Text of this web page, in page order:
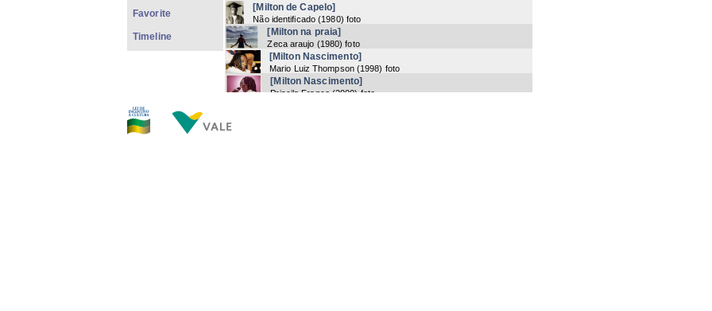
[Milton de Capelo]
Não identificado (1980) foto
[Milton na praia]
Zeca araujo (1980) foto
[Milton Nascimento]
Mario Luiz Thompson (1998) foto
[Milton Nascimento]
Priscila Franco (2000) foto
Favorite
Timeline